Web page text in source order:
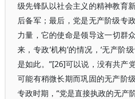
级先锋队以社会主义的精神教育
后备军；最后，党是无产阶级专
力量，它的使命是领导这一切
来，专政‘机构’的情况，‘无产阶
是如此。”[26]可以说，没有共产
可能有稍微长期而巩固的无产阶
专政时期，“党是直接执政的无产